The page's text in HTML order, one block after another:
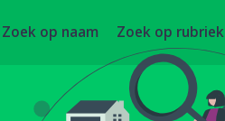
Zoek op naam Zoek op rubriek